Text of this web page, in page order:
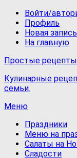
Войти/
Профиль
Новая запись
На главную
Простые
Кулинарные
семьи.
Меню
Праздники
Меню на
Салаты на
Сладости